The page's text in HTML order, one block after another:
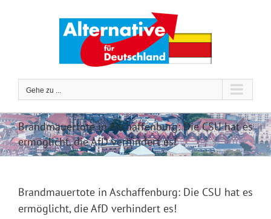
Gehe zu ...
Brandmauertote in Aschaffenburg: Die CSU hat es
ermöglicht, die AfD verhindert es!
Brandmauertote in Aschaffenburg: Die CSU hat es
ermöglicht, die AfD verhindert es!